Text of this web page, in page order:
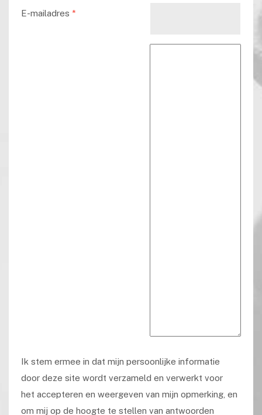
E-mailadres *
Ik stem ermee in dat mijn persoonlijke informatie
door deze site wordt verzameld en verwerkt voor
het accepteren en weergeven van mijn opmerking, en
om mij op de hoogte te stellen van antwoorden